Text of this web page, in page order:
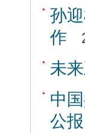
孙
作
未
中
公报